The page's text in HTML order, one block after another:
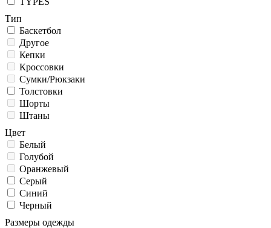
Тип
Баскетбол
Другое
Кепки
Кроссовки
Сумки/Рюкзаки
Толстовки
Шорты
Штаны
Цвет
Белый
Голубой
Оранжевый
Серый
Синий
Черный
Размеры одежды